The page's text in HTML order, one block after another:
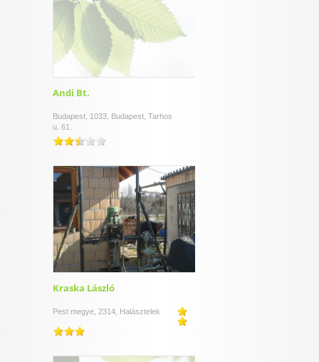
Andi Bt.
Budapest, 1033, Budapest, Tarhos
u. 61.
Kraska László
Pest megye, 2314, Halásztelek